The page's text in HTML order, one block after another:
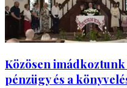
Közösen
pénzügy és a